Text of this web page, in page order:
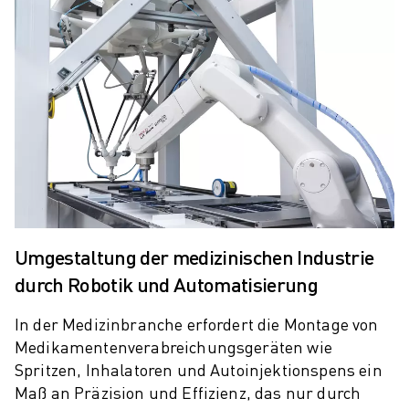
ELEKTRISCHE SPRITZGUSSMASCHINEN
ROBOSHOT-FILTER
ROBOSHOT ELEKTRISCHE SPRITZGUSSMASCHINEN
ROBOSHOT HARDWARE
ROBOSHOT SOFTWARE
ROBOSHOT NACHHALTIGKEIT
ROBOSHOT ROBOTER-PAKET
ROBOSHOT VORBEUGENDE WARTUNG
ROBOSHOT TOTAL COST OF OWNERSHIP
DRAHTERODIERMASCHINEN
ROBOCUT HARDWARE
ROBOCUT SOFTWARE
ROBOCUT NACHHALTIGKEIT
IIOT-LÖSUNGEN
INTELLIGENTE FABRIKLÖSUNGEN
Umgestaltung der medizinischen Industrie
durch Robotik und Automatisierung
In der Medizinbranche erfordert die Montage von
Medikamentenverabreichungsgeräten wie
Spritzen, Inhalatoren und Autoinjektionspens ein
Maß an Präzision und Effizienz, das nur durch